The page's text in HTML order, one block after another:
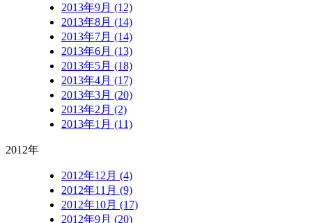
2013年9月 (12)
2013年8月 (14)
2013年7月 (14)
2013年6月 (13)
2013年5月 (18)
2013年4月 (17)
2013年3月 (20)
2013年2月 (2)
2013年1月 (11)
2012年
2012年12月 (4)
2012年11月 (9)
2012年10月 (17)
2012年9月 (20)